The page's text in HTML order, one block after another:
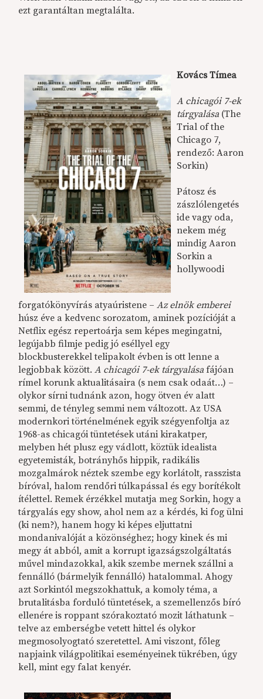
ezt garantáltan megtalálta.
Kovács Tímea
A chicagói 7-ek
tárgyalása (The
Trial of the
Chicago 7,
rendező: Aaron
Sorkin)
Pátosz és
zászlólengetés
ide vagy oda,
nekem még
mindig Aaron
Sorkin a
hollywoodi
forgatókönyvírás atyaúristene –Az elnök emberei
húsz éve a kedvenc sorozatom, aminek pozícióját a
Netflix egész repertoárja sem képes megingatni,
legújabb filmje pedig jó eséllyel egy
blockbusterekkel telipakolt évben is ott lenne a
legjobbak között. A chicagói 7-ek tárgyalása fájóan
rímel korunk aktualitásaira (s nem csak odaát…) –
olykor sírni tudnánk azon, hogy ötven év alatt
semmi, de tényleg semmi nem változott. Az USA
modernkori történelmének egyik szégyenfoltja az
1968-as chicagói tüntetések utáni kirakatper,
melyben hét plusz egy vádlott, köztük idealista
egyetemisták, botrányhős hippik, radikális
mozgalmárok néztek szembe egy korlátolt, rasszista
bíróval, halom rendőri túlkapással és egy borítékolt
ítélettel. Remek érzékkel mutatja meg Sorkin, hogy a
tárgyalás egy show, ahol nem az a kérdés, ki fog ülni
(ki nem?), hanem hogy ki képes eljuttatni
mondanivalóját a közönséghez; hogy kinek és mi
megy át abból, amit a korrupt igazságszolgáltatás
művel mindazokkal, akik szembe mernek szállni a
fennálló (bármelyik fennálló) hatalommal. Ahogy
azt Sorkintól megszokhattuk, a komoly téma, a
brutalitásba forduló tüntetések, a szemellenzős bíró
ellenére is roppant szórakoztató mozit láthatunk –
telve az emberségbe vetett hittel és olykor
megmosolyogtató szeretettel. Ami viszont, főleg
napjaink világpolitikai eseményeinek tükrében, úgy
kell, mint egy falat kenyér.